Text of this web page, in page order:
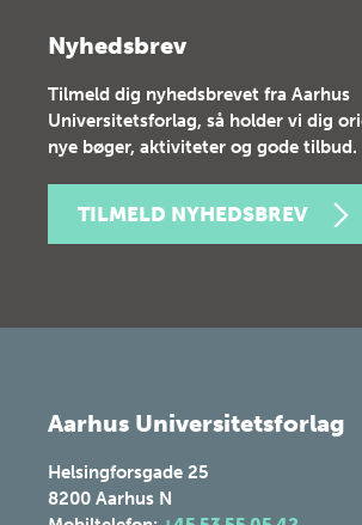
Nyhedsbrev
Tilmeld dig nyhedsbrevet fra Aarhus
Universitetsforlag, så holder vi dig
nye bøger, aktiviteter og gode tilbud.
TILMELD NYHEDSBREV
Aarhus Universitetsforlag
Helsingforsgade 25
8200 Aarhus N